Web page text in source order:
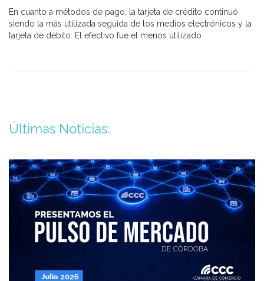
En cuanto a métodos de pago, la tarjeta de crédito continuó
siendo la más utilizada seguida de los medios electrónicos y la
tarjeta de débito. El efectivo fue el menos utilizado.
Últimas Noticias: